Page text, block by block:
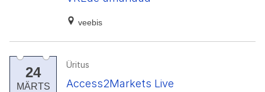
veebis
24
MÄRTS
Üritus
Access2Markets Live